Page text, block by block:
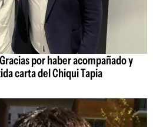
por haber acompañado y
carta del Chiqui Tapia